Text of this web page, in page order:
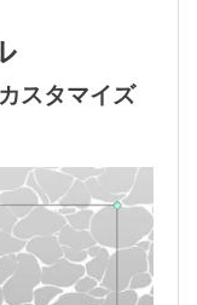
スタマイズ